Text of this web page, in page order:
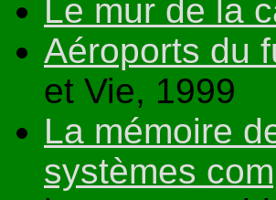
Le mur de la
Aéroports du
et Vie, 1999
La mémoire
systèmes